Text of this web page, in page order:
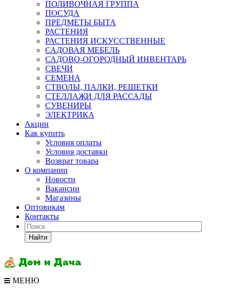
ПОЛИВОЧНАЯ ГРУППА
ПОСУДА
ПРЕДМЕТЫ БЫТА
РАСТЕНИЯ
РАСТЕНИЯ ИСКУССТВЕННЫЕ
САДОВАЯ МЕБЕЛЬ
САДОВО-ОГОРОДНЫЙ ИНВЕНТАРЬ
СВЕЧИ
СЕМЕНА
СТВОЛЫ, ПАЛКИ, РЕШЕТКИ
СТЕЛЛАЖИ ДЛЯ РАССАДЫ
СУВЕНИРЫ
ЭЛЕКТРИКА
Акции
Как купить
Условия оплаты
Условия доставки
Возврат товара
О компании
Новости
Вакансии
Магазины
Оптовикам
Контакты
Найти
МЕНЮ